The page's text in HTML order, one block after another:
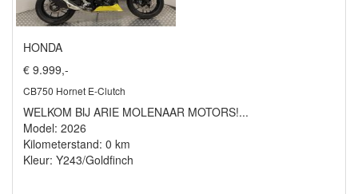
HONDA
€ 9.999,-
CB750 Hornet E-Clutch
WELKOM BIJ ARIE MOLENAAR MOTORS!...
Model: 2026
Kilometerstand: 0 km
Kleur: Y243/Goldfinch